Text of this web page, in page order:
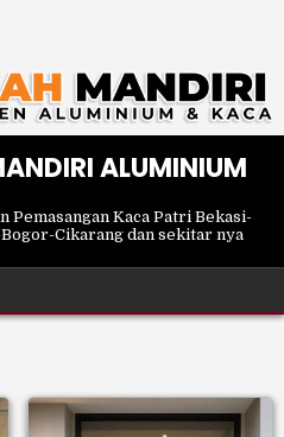
ALUMINIUM
Pemasangan Kaca Patri Bekasi-
Cikarang dan sekitar nya